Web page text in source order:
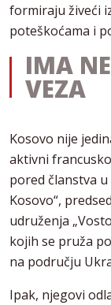
formiraju živeći
poteškoćama i
IMA
VEZA
Kosovo nije
aktivni
pored članstva
Kosovo“,
udruženja
kojih se pruža
na području
Ipak, njegovi